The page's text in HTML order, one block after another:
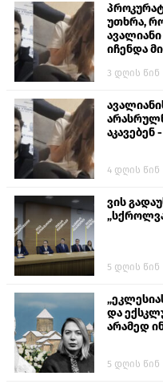
უთხრა,
იჩენდა
თავს
3 დღის წინ
4 დღის წინ
ვის
5 დღის წინ
და
არამედ
5 დღის წინ